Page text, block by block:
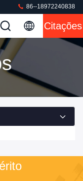
86--18972240838
Citações